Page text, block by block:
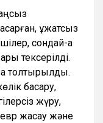
құжатсыз
сондай-ақ
тексерілді.
толтырылды.
басқару,
жүру,
жасау және